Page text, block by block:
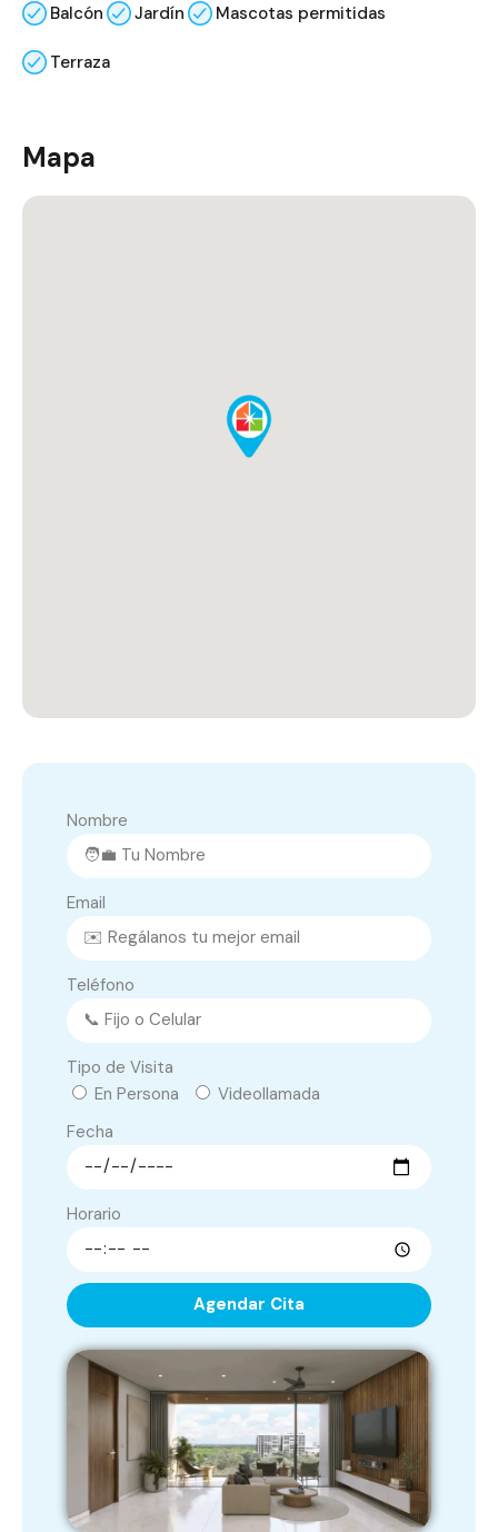
Balcón Jardín Mascotas permitidas
Terraza
Mapa
Nombre
Email
Teléfono
Tipo de Visita
En Persona
Videollamada
Fecha
Horario
Agendar Cita